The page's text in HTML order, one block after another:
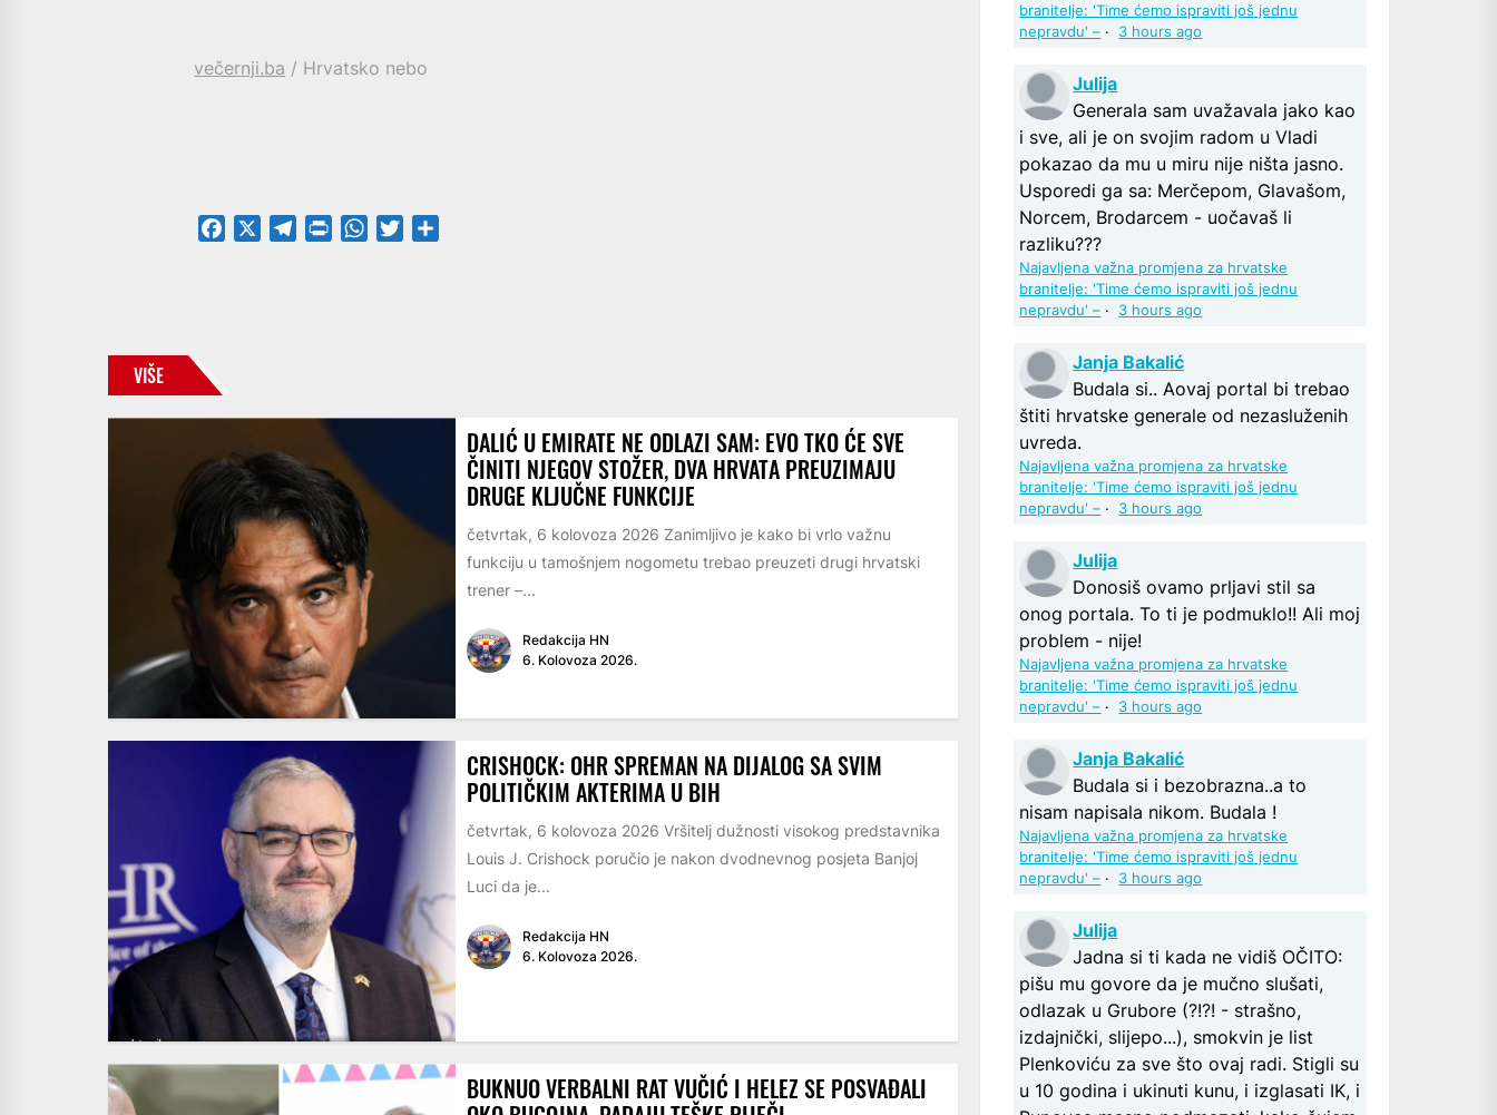
večernji.ba / Hrvatsko nebo
FacebookTelegramPrintFriendly
WhatsApp
Twitter
VIŠE
DALIĆ U EMIRATE NE ODLAZI SAM: EVO TKO ĆE SVE
ČINITI NJEGOV STOŽER, DVA HRVATA PREUZIMAJU
DRUGE KLJUČNE FUNKCIJE
četvrtak, 6 kolovoza 2026 Zanimljivo je kako bi vrlo važnu
funkciju u tamošnjem nogometu trebao preuzeti drugi hrvatski
trener –...
Redakcija HN
6. Kolovoza 2026.
CRISHOCK: OHR SPREMAN NA DIJALOG SA SVIM
POLITIČKIM AKTERIMA U BIH
četvrtak, 6 kolovoza 2026 Vršitelj dužnosti visokog predstavnika
Louis J. Crishock poručio je nakon dvodnevnog posjeta Banjoj
Luci da je...
Redakcija HN
6. Kolovoza 2026.
BUKNUO VERBALNI RAT VUČIĆ I HELEZ SE POSVAĐALI
branitelje: 'Time ćemo ispraviti još jednu
nepravdu' – · 3 hours ago
Julija
Generala sam uvažavala jako kao
i sve, ali je on svojim radom u Vladi
pokazao da mu u miru nije ništa jasno.
Usporedi ga sa: Merčepom, Glavašom,
Norcem, Brodarcem - uočavaš li
razliku???
Najavljena važna promjena za hrvatske
branitelje: 'Time ćemo ispraviti još jednu
nepravdu' – · 3 hours ago
Janja Bakalić
Budala si.. Aovaj portal bi trebao
štiti hrvatske generale od nezasluženih
uvreda.
Najavljena važna promjena za hrvatske
branitelje: 'Time ćemo ispraviti još jednu
nepravdu' – · 3 hours ago
Julija
Donosiš ovamo prljavi stil sa
onog portala. To ti je podmuklo!! Ali moj
problem - nije!
Najavljena važna promjena za hrvatske
branitelje: 'Time ćemo ispraviti još jednu
nepravdu' – · 3 hours ago
Janja Bakalić
Budala si i bezobrazna..a to
nisam napisala nikom. Budala !
Najavljena važna promjena za hrvatske
branitelje: 'Time ćemo ispraviti još jednu
nepravdu' – · 3 hours ago
Julija
Jadna si ti kada ne vidiš OČITO:
pišu mu govore da je mučno slušati,
odlazak u Grubore (?!?! - strašno,
izdajnički, slijepo...), smokvin je list
Plenkoviću za sve što ovaj radi. Stigli su
u 10 godina i ukinuti kunu, i izglasati IK, i